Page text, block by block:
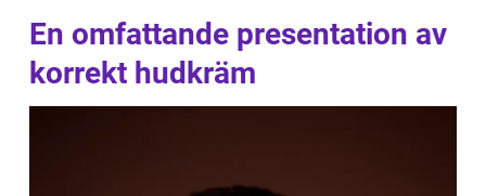
En omfattande presentation av
korrekt hudkräm